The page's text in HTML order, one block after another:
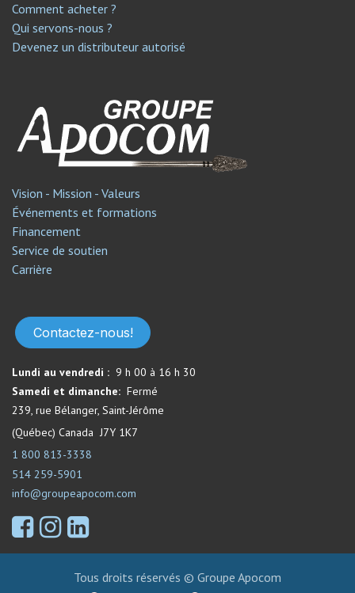
Comment acheter ?
Qui servons-nous ?
Devenez un distributeur autorisé
Vision - Mission - Valeurs
Événements et formations
Financement
Service de soutien​
Carrière
Contactez-nous!
Lundi au vendredi : 9 h 00 à 16 h 30
Samedi et dimanche: Fermé​
239, rue Bélanger, Saint-Jérôme
(Québec) Canada J7Y 1K7
1 800 813-3338
514 259-5901
info@groupeapocom.com
Tous droits réservés © Groupe Apocom